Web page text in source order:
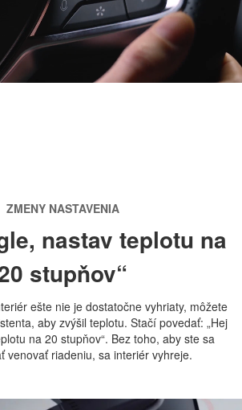
ZMENY NASTAVENIA
nastav teplotu na
stupňov“
ešte nie je dostatočne vyhriaty, môžete
aby zvýšil teplotu. Stačí povedať: „Hej
na 20 stupňov“. Bez toho, aby ste sa
venovať riadeniu, sa interiér vyhreje.